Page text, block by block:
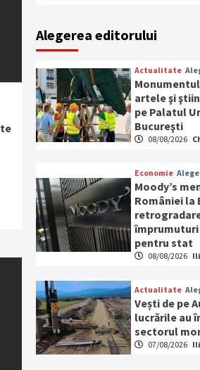
Alegerea editorului
Actualitate
artele şi
pe Palatul
Bucureşti
08/08/2026
Economie
Moody’s
României la
împrumuturi
pentru stat
08/08/2026
Actualitate
Vești de pe
lucrările au
sectorul
07/08/2026